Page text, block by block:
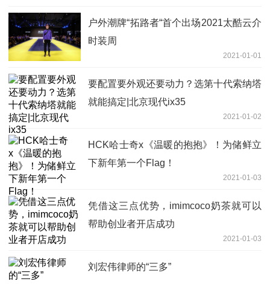
户外潮牌“拓路者“首个出场2021太酷云介
时装周
2021-01-01
要配置要外观还要动力？选第十代索纳塔
就能搞定|北京现代ix35
2021-01-02
HCK哈士奇x《温暖的抱抱》！为储鲜立
下新年第一个Flag！
2021-01-03
凭借这三点优势，imimcoco奶茶就可以
帮助创业者开店成功
2021-01-03
刘宏伟律师的“三多”